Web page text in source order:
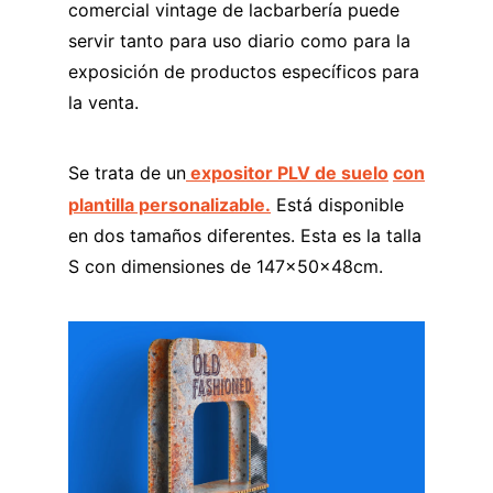
comercial vintage de lacbarbería puede
servir tanto para uso diario como para la
exposición de productos específicos para
la venta.
Se trata de un expositor PLV de suelo con
plantilla personalizable. Está disponible
en dos tamaños diferentes. Esta es la talla
S con dimensiones de 147x50x48cm.